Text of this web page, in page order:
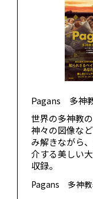
Pagans 多神
世界の多神教
神々の図像な
み解きながら
介する美しい
収録。
Pagans 多神教